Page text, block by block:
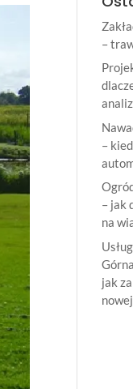
–
–
– jak
na
jak